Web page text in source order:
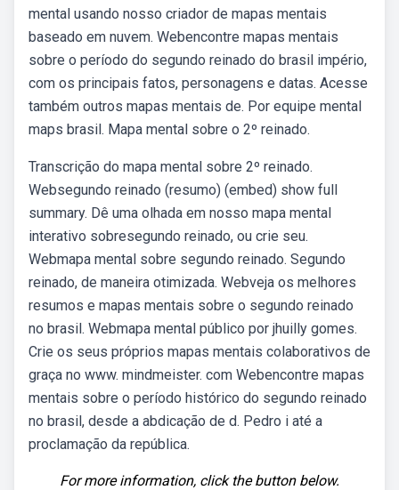
mental usando nosso criador de mapas mentais
baseado em nuvem. Webencontre mapas mentais
sobre o período do segundo reinado do brasil império,
com os principais fatos, personagens e datas. Acesse
também outros mapas mentais de. Por equipe mental
maps brasil. Mapa mental sobre o 2º reinado.
Transcrição do mapa mental sobre 2º reinado.
Websegundo reinado (resumo) (embed) show full
summary. Dê uma olhada em nosso mapa mental
interativo sobresegundo reinado, ou crie seu.
Webmapa mental sobre segundo reinado. Segundo
reinado, de maneira otimizada. Webveja os melhores
resumos e mapas mentais sobre o segundo reinado
no brasil. Webmapa mental público por jhuilly gomes.
Crie os seus próprios mapas mentais colaborativos de
graça no www. mindmeister. com Webencontre mapas
mentais sobre o período histórico do segundo reinado
no brasil, desde a abdicação de d. Pedro i até a
proclamação da república.
For more information, click the button below.